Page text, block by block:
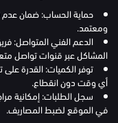
حماية الحساب: ضمان عدم
ومعتمد.
الدعم الفني المتواصل:
المشاكل عبر قنوات تواصل
توفر الكميات: القدرة
أي وقت دون انقطاع.
سجل الطلبات: إمكانية
في الموقع لضبط المصاريف.